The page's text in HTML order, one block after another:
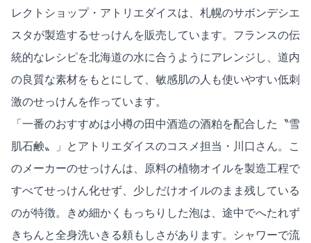
レクトショップ・アトリエダイスは、札幌のサボンデシエ
スタが製造するせっけんを販売しています。フランスの伝
統的なレシピを北海道の水に合うようにアレンジし、道内
の良質な素材をもとにして、敏感肌の人も使いやすい低刺
激のせっけんを作っています。
「一番のおすすめは小樽の田中酒造の酒粕を配合した〝雪
肌石鹸〟」とアトリエダイスのコスメ担当・川口さん。こ
のメーカーのせっけんは、原料の植物オイルを製造工程で
すべてせっけん化せず、少しだけオイルのまま残している
のが特徴。きめ細かくもっちりした泡は、途中でへたれず
きちんと全身洗いきる頼もしさがあります。シャワーで流